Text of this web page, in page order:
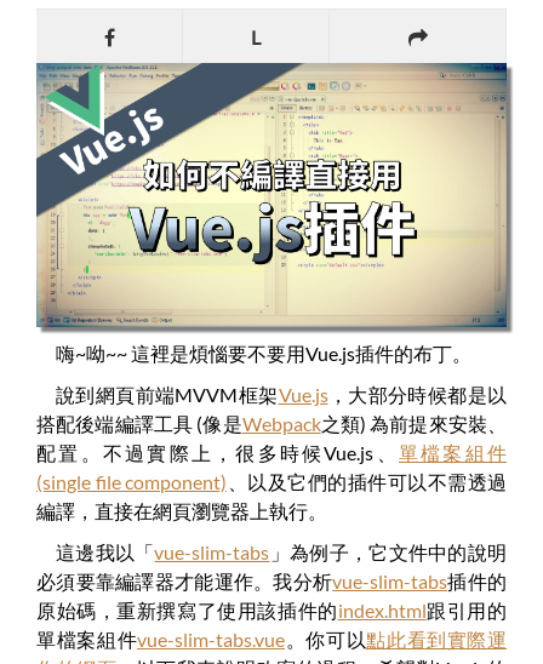
L
嗨~呦~~ 這裡是煩惱要不要用Vue.js插件的布丁。
說到網頁前端MVVM框架Vue.js，大部分時候都是以
搭配後端編譯工具 (像是Webpack之類) 為前提來安裝、
配置。不過實際上，很多時候Vue.js、 單檔案組件
(single file component) 、以及它們的插件可以不需透過
編譯，直接在網頁瀏覽器上執行。
這邊我以「vue-slim-tabs 」為例子，它文件中的說明
必須要靠編譯器才能運作。我分析vue-slim-tabs插件的
原始碼，重新撰寫了使用該插件的index.html跟引用的
單檔案組件vue-slim-tabs.vue。你可以點此看到實際運